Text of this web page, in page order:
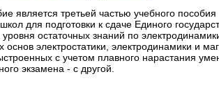
является третьей частью учебного
для подготовки к сдаче Единого
остаточных знаний по
основ электростатики, электродинамики и
с учетом плавного нарастания
экзамена - с другой.